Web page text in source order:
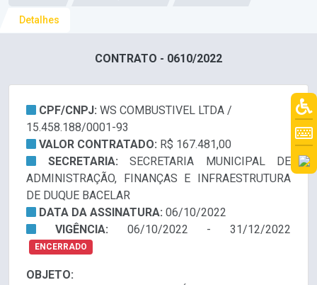
Detalhes
CONTRATO - 0610/2022
CPF/CNPJ: WS COMBUSTIVEL LTDA /
15.458.188/0001-93
VALOR CONTRATADO: R$ 167.481,00
SECRETARIA: SECRETARIA MUNICIPAL DE
ADMINISTRAÇÃO, FINANÇAS E INFRAESTRUTURA
DE DUQUE BACELAR
DATA DA ASSINATURA: 06/10/2022
VIGÊNCIA: 06/10/2022 - 31/12/2022
ENCERRADO
OBJETO: